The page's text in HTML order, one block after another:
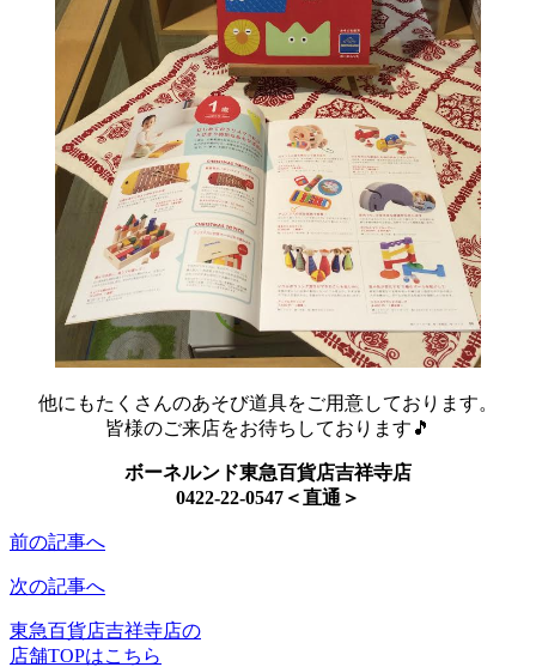
他にもたくさんのあそび道具をご用意しております。
皆様のご来店をお待ちしております🎵
ボーネルンド東急百貨店吉祥寺店
0422-22-0547＜直通＞
前の記事へ
次の記事へ
東急百貨店吉祥寺店の
店舗TOPはこちら